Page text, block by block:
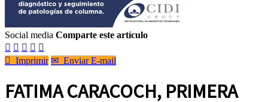
Social media Comparte este artículo
    
 Imprimir ✉ Enviar E-mail
FATIMA CARACOCH, PRIMERA